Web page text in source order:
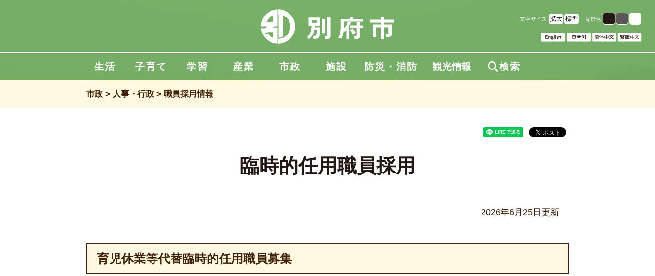
文字サイズ 拡大 標準 背景色
生活 子育て 学習 産業 市政 施設 防災・消防 観光情報 検索
市政 人事・行政 職員採用情報
臨時的任用職員採用
2026年6月25日更新
育児休業等代替臨時的任用職員募集